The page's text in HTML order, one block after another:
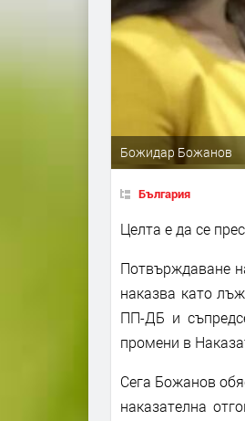
Божидар Божанов
България
Целта е да се
Потвърждаване
наказва като
ПП-ДБ и
промени в
Сега Божанов
наказателна